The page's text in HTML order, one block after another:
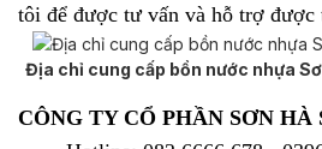
tôi để được tư vấn và hỗ trợ được
Địa chỉ cung cấp bồn nước nhựa
CÔNG TY CỔ PHẦN SƠN HÀ